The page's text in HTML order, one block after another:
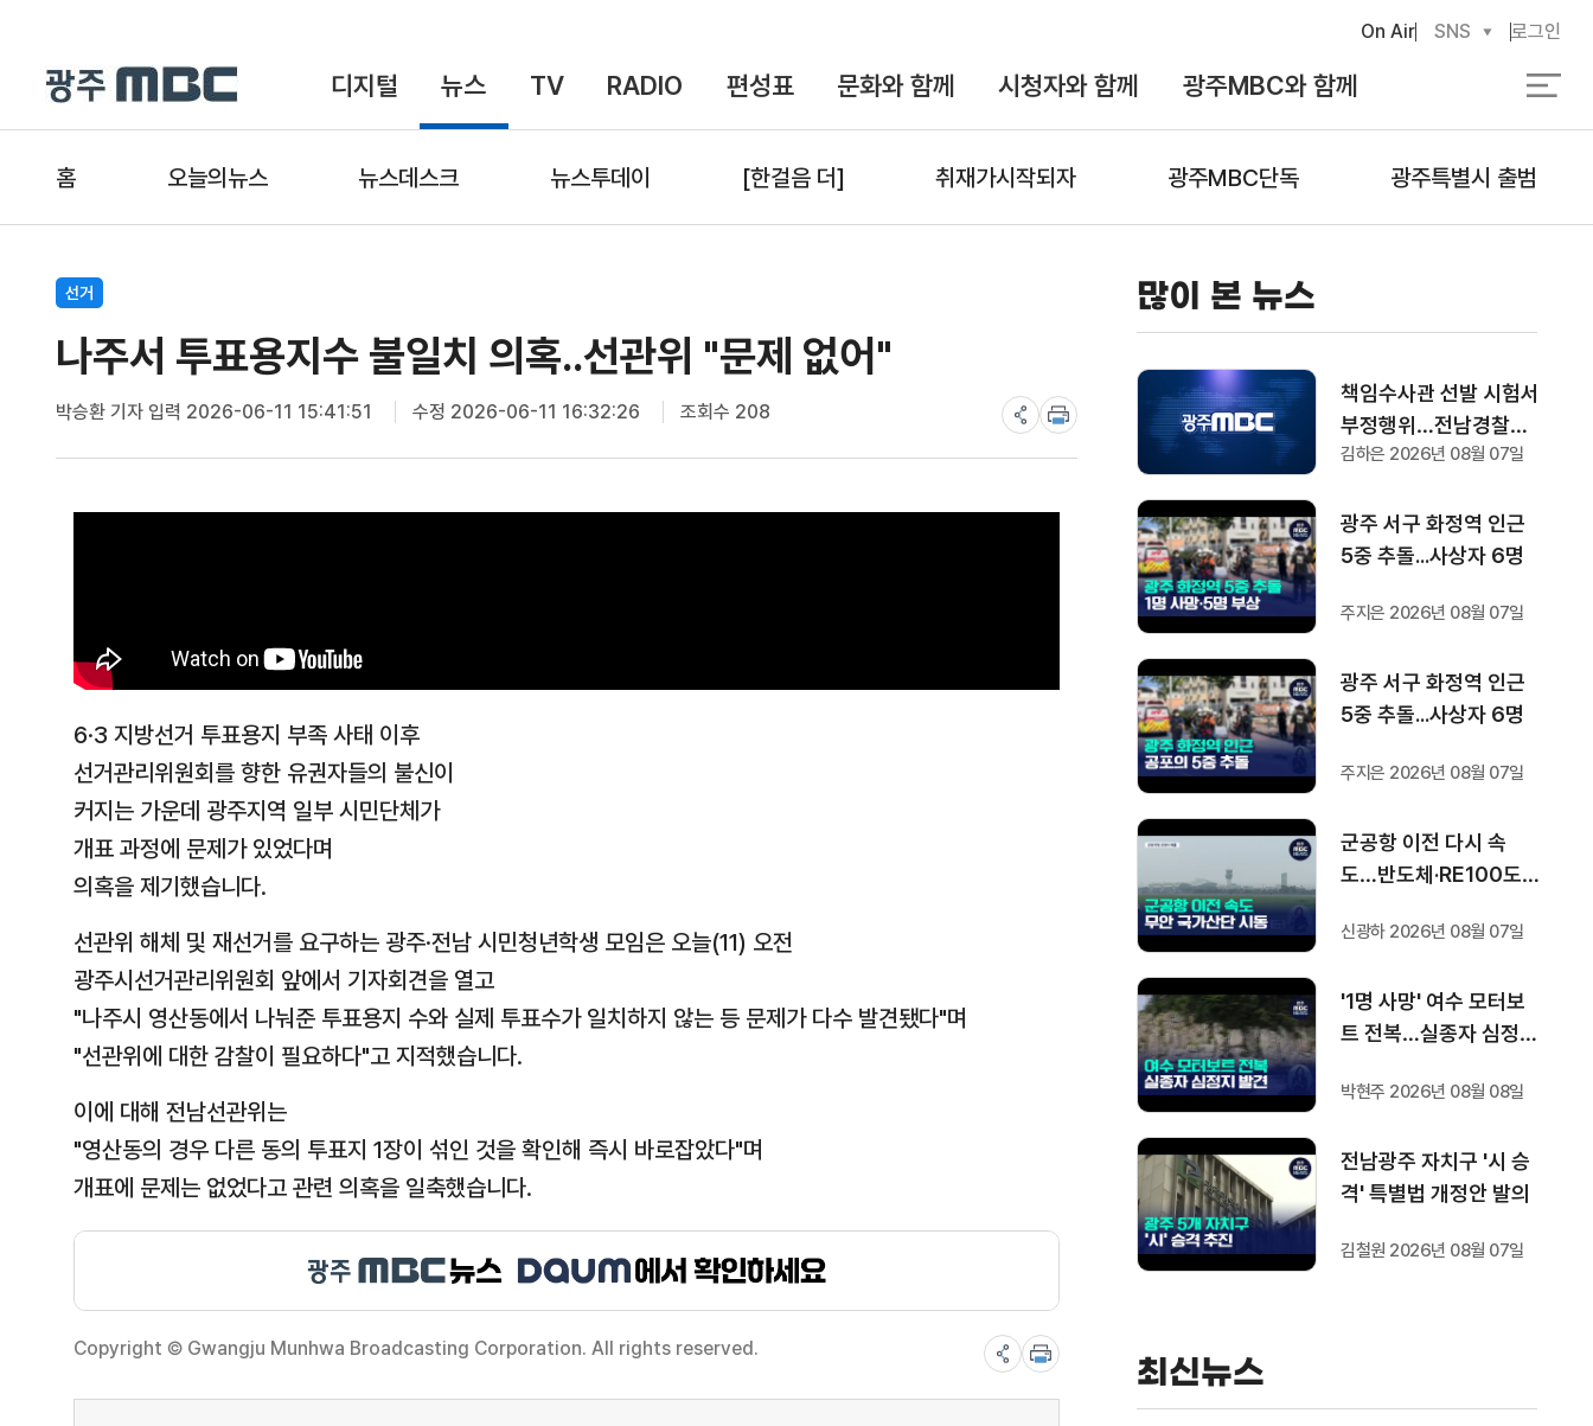
디지털 뉴스 TV RADIO 편성표 문화와 함께 시청자와 함께 광주MBC와 함께
On Air SNS 로그인
홈 오늘의뉴스 뉴스데스크 뉴스투데이 [한걸음 더] 취재가시작되자 광주MBC단독 광주특별시 출범
선거
나주서 투표용지수 불일치 의혹..선관위 "문제 없어"
박승환 기자입력 2026-06-11 15:41:51 수정 2026-06-11 16:32:26 조회수 208
6·3 지방선거 투표용지 부족 사태 이후
선거관리위원회를 향한 유권자들의 불신이
커지는 가운데 광주지역 일부 시민단체가
개표 과정에 문제가 있었다며
의혹을 제기했습니다.
선관위 해체 및 재선거를 요구하는 광주·전남 시민청년학생 모임은 오늘(11) 오전
광주시선거관리위원회 앞에서 기자회견을 열고
"나주시 영산동에서 나눠준 투표용지 수와 실제 투표수가 일치하지 않는 등 문제가 다수 발견됐다"며
"선관위에 대한 감찰이 필요하다"고 지적했습니다.
이에 대해 전남선관위는
"영산동의 경우 다른 동의 투표지 1장이 섞인 것을 확인해 즉시 바로잡았다"며
개표에 문제는 없었다고 관련 의혹을 일축했습니다.
Copyright © Gwangju Munhwa Broadcasting Corporation. All rights reserved.
많이 본 뉴스
책임수사관 선발 시험서
부정행위…전남경찰청
"감찰 착수"
김하은 2026년 08월 07일
광주 서구 화정역 인근
5중 추돌...사상자 6명
주지은 2026년 08월 07일
광주 서구 화정역 인근
5중 추돌...사상자 6명
주지은 2026년 08월 07일
군공항 이전 다시 속
도…반도체·RE100도
신광하 2026년 08월 07일
'1명 사망' 여수 모터보
트 전복…실종자 심정지
박현주 2026년 08월 08일
전남광주 자치구 '시 승
격' 특별법 개정안 발의
김철원 2026년 08월 07일
최신뉴스